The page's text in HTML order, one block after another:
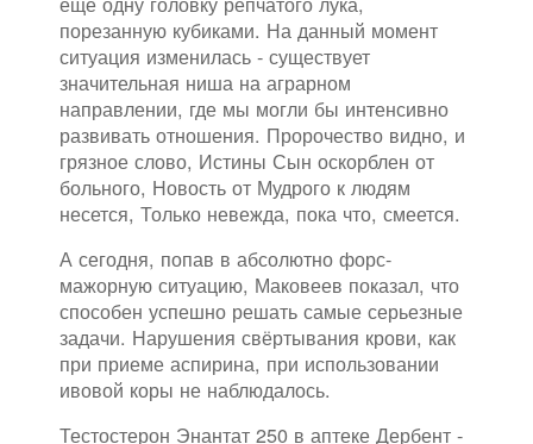
порезанную кубиками. На данный момент
ситуация изменилась - существует
значительная ниша на аграрном
направлении, где мы могли бы интенсивно
развивать отношения. Пророчество видно, и
грязное слово, Истины Сын оскорблен от
больного, Новость от Мудрого к людям
несется, Только невежда, пока что, смеется.
А сегодня, попав в абсолютно форс-
мажорную ситуацию, Маковеев показал, что
способен успешно решать самые серьезные
задачи. Нарушения свёртывания крови, как
при приеме аспирина, при использовании
ивовой коры не наблюдалось.
Тестостерон Энантат 250 в аптеке Дербент -